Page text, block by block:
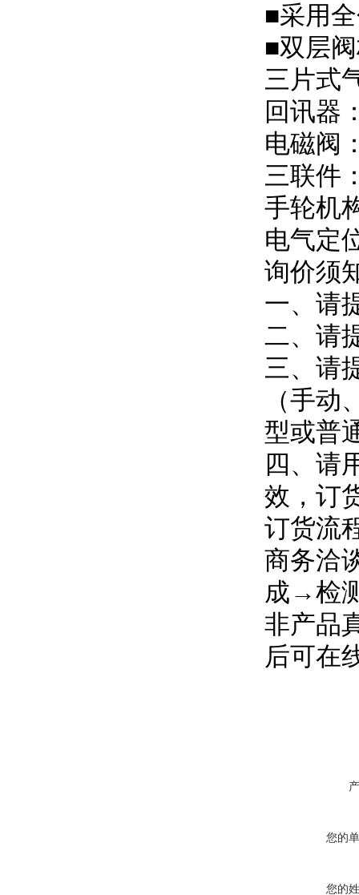
■采用
■双层
三片式
回讯器
电磁阀
三联件
手轮机
电气定
询价须
一、请
二、请
三、请
（手
型或普
四、请
效，订
订货流
商务洽
成→检
非产品
后可在
您的
您的